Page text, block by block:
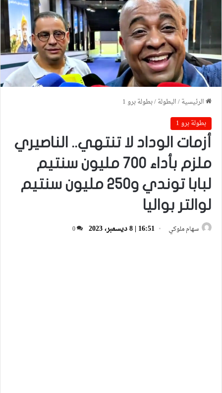
الرئيسية/البطولة/بطولة برو 1
بطولة برو 1
أزمات الوداد لا تنتهي.. الناصيري
ملزم بأداء 700 مليون سنتيم
لبابا توندي و250 مليون سنتيم
لوالتر بواليا
سهام ملوكي 16:51 | 8 ديسمبر، 2023 0